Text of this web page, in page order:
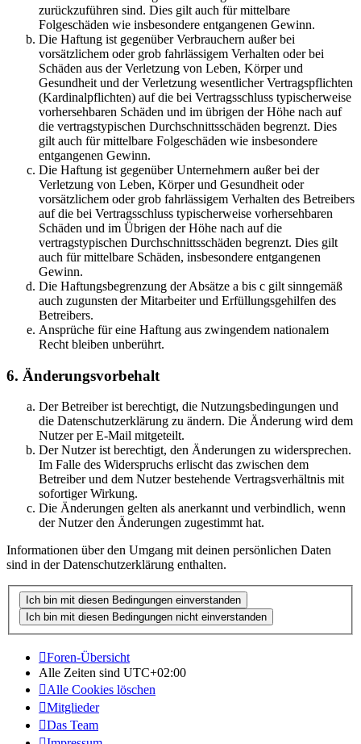
zurückzuführen sind. Dies gilt auch für mittelbare
Folgeschäden wie insbesondere entgangenen Gewinn.
Die Haftung ist gegenüber Verbrauchern außer bei
vorsätzlichem oder grob fahrlässigem Verhalten oder bei
Schäden aus der Verletzung von Leben, Körper und
Gesundheit und der Verletzung wesentlicher Vertragspflichten
(Kardinalpflichten) auf die bei Vertragsschluss typischerweise
vorhersehbaren Schäden und im übrigen der Höhe nach auf
die vertragstypischen Durchschnittsschäden begrenzt. Dies
gilt auch für mittelbare Folgeschäden wie insbesondere
entgangenen Gewinn.
Die Haftung ist gegenüber Unternehmern außer bei der
Verletzung von Leben, Körper und Gesundheit oder
vorsätzlichem oder grob fahrlässigem Verhalten des Betreibers
auf die bei Vertragsschluss typischerweise vorhersehbaren
Schäden und im Übrigen der Höhe nach auf die
vertragstypischen Durchschnittsschäden begrenzt. Dies gilt
auch für mittelbare Schäden, insbesondere entgangenen
Gewinn.
Die Haftungsbegrenzung der Absätze a bis c gilt sinngemäß
auch zugunsten der Mitarbeiter und Erfüllungsgehilfen des
Betreibers.
Ansprüche für eine Haftung aus zwingendem nationalem
Recht bleiben unberührt.
6. Änderungsvorbehalt
Der Betreiber ist berechtigt, die Nutzungsbedingungen und
die Datenschutzerklärung zu ändern. Die Änderung wird dem
Nutzer per E-Mail mitgeteilt.
Der Nutzer ist berechtigt, den Änderungen zu widersprechen.
Im Falle des Widerspruchs erlischt das zwischen dem
Betreiber und dem Nutzer bestehende Vertragsverhältnis mit
sofortiger Wirkung.
Die Änderungen gelten als anerkannt und verbindlich, wenn
der Nutzer den Änderungen zugestimmt hat.
Informationen über den Umgang mit deinen persönlichen Daten
sind in der Datenschutzerklärung enthalten.
Foren-Übersicht
Alle Zeiten sind UTC+02:00
Alle Cookies löschen
Mitglieder
Das Team